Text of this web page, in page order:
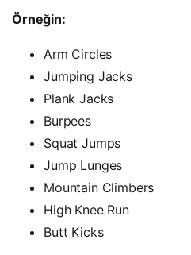
Örneğin:
Arm Circles
Jumping Jacks
Plank Jacks
Burpees
Squat Jumps
Jump Lunges
Mountain Climbers
High Knee Run
Butt Kicks